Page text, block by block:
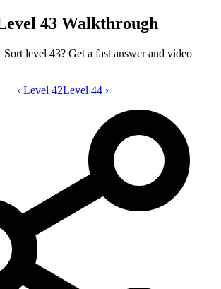
43 Walkthrough
level 43? Get a fast answer and video
Magic Sort level 43 video guide
‹ Level 42Level 44 ›